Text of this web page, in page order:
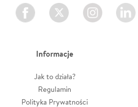
Facebook Twitter Instagram LinkedIn
Informacje
Jak to działa?
Regulamin
Polityka Prywatności